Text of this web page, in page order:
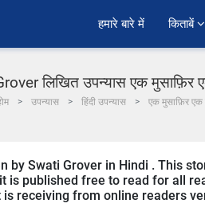
हमारे बारे में किताबें
लिखित उपन्यास एक
उपन्यास हिंदी उपन्यास एक मुसाफ़िर
by Swati Grover in Hindi . This
is published free to read for all
is receiving from online readers